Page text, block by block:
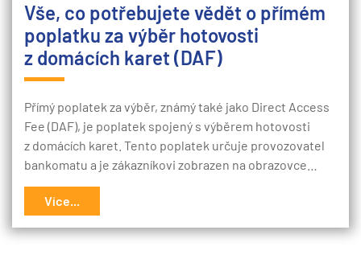
Vše, co potřebujete vědět o přímém
poplatku za výběr hotovosti
z domácích karet (DAF)
Přímý poplatek za výběr, známý také jako Direct Access
Fee (DAF), je poplatek spojený s výběrem hotovosti
z domácích karet. Tento poplatek určuje provozovatel
bankomatu a je zákazníkovi zobrazen na obrazovce…
Více...